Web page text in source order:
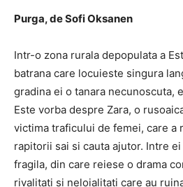
Purga, de Sofi Oksanen
Intr-o zona rurala depopulata a
batrana care locuieste singura
gradina ei o tanara necunoscuta,
Este vorba despre Zara, o
victima traficului de femei, care a
rapitorii sai si cauta ajutor. Intre
fragila, din care reiese o drama
rivalitati si neloialitati care au